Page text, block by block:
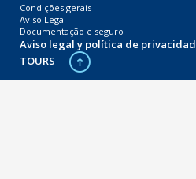
Condições gerais
Aviso Legal
Documentação e seguro
Aviso legal y política de privacidad
TOURS